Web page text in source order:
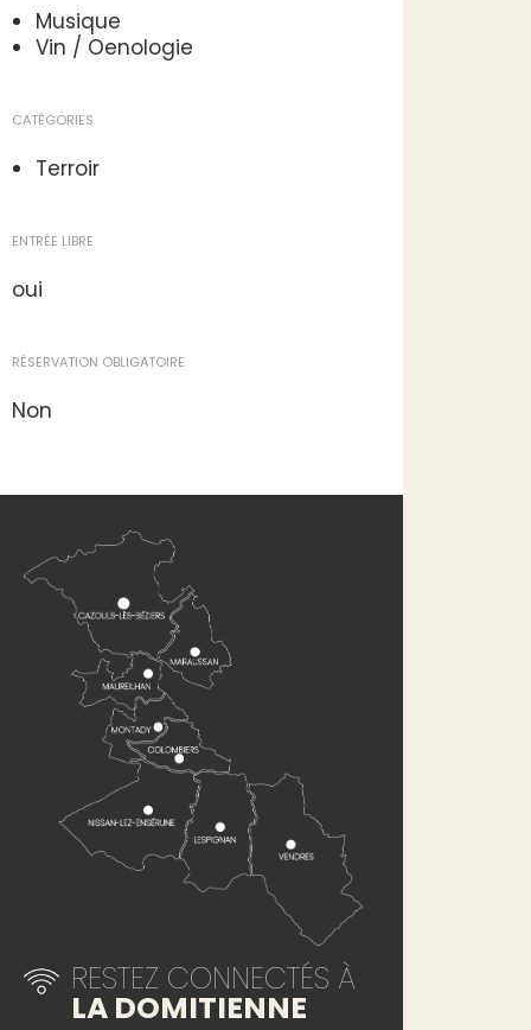
Musique
Vin / Oenologie
CATÉGORIES
Terroir
ENTRÉE LIBRE
oui
RÉSERVATION OBLIGATOIRE
Non
RESTEZ CONNECTÉS À
LA DOMITIENNE